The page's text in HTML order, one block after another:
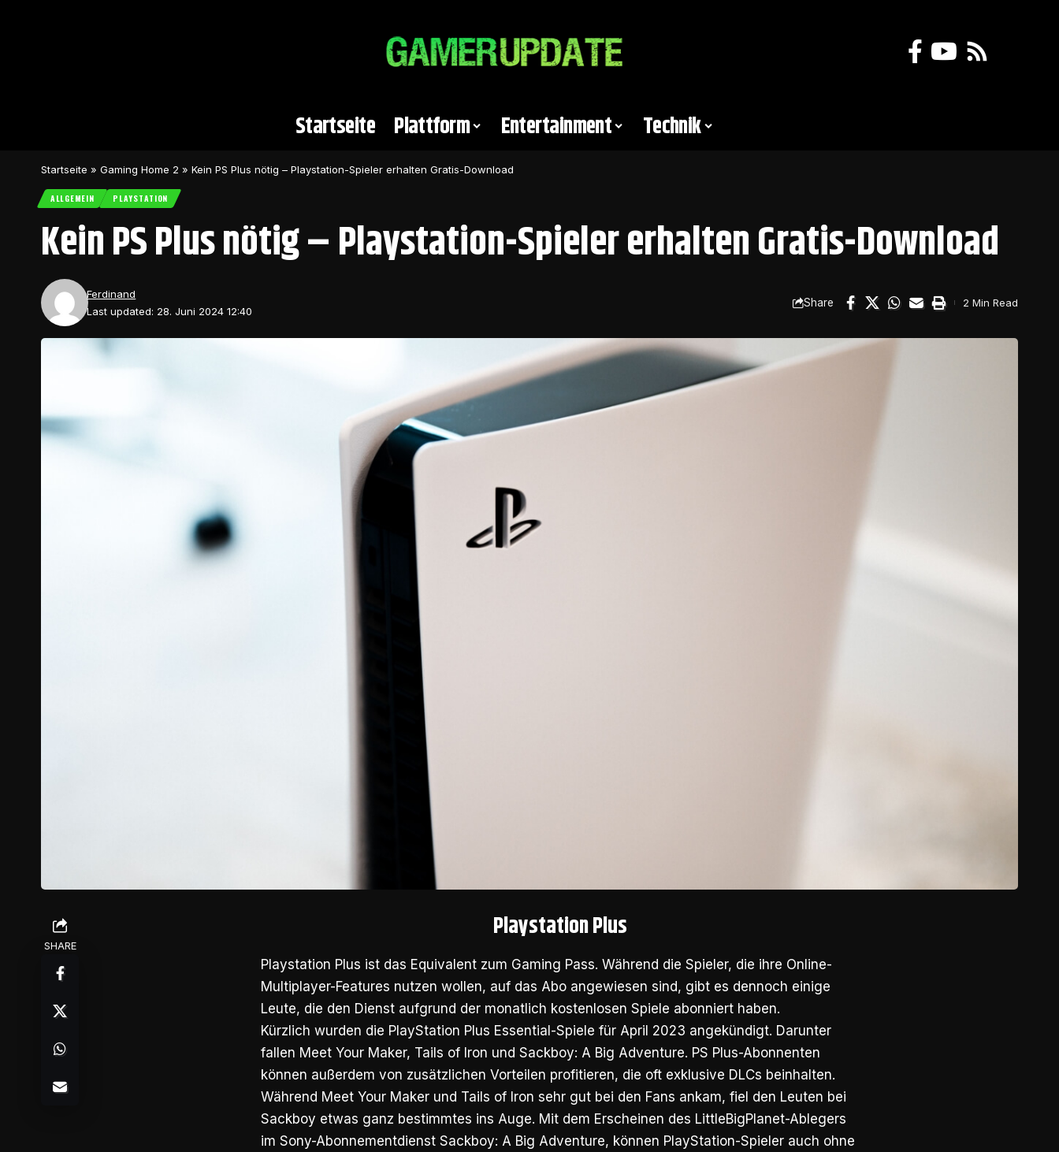
Startseite Plattform Entertainment Technik
Startseite » Gaming Home 2 » Kein PS Plus nötig – Playstation-Spieler erhalten Gratis-Download
ALLGEMEIN PLAYSTATION
Kein PS Plus nötig – Playstation-Spieler erhalten Gratis-Download
Last updated: 28. Juni 2024 12:40
Ferdinand
Share 2 Min Read
SHARE
Playstation Plus
Playstation Plus ist das Equivalent zum Gaming Pass. Während die Spieler, die ihre Online-
Multiplayer-Features nutzen wollen, auf das Abo angewiesen sind, gibt es dennoch einige
Leute, die den Dienst aufgrund der monatlich kostenlosen Spiele abonniert haben.
Kürzlich wurden die PlayStation Plus Essential-Spiele für April 2023 angekündigt. Darunter
fallen Meet Your Maker, Tails of Iron und Sackboy: A Big Adventure. PS Plus-Abonnenten
können außerdem von zusätzlichen Vorteilen profitieren, die oft exklusive DLCs beinhalten.
Während Meet Your Maker und Tails of Iron sehr gut bei den Fans ankam, fiel den Leuten bei
Sackboy etwas ganz bestimmtes ins Auge. Mit dem Erscheinen des LittleBigPlanet-Ablegers
im Sony-Abonnementdienst Sackboy: A Big Adventure, können PlayStation-Spieler auch ohne